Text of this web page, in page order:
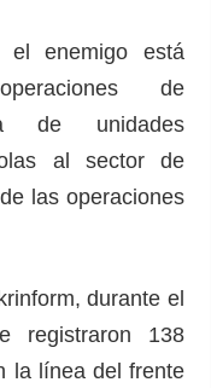
el enemigo está
de
de unidades
al sector de
las operaciones
durante el
registraron 138
la línea del frente